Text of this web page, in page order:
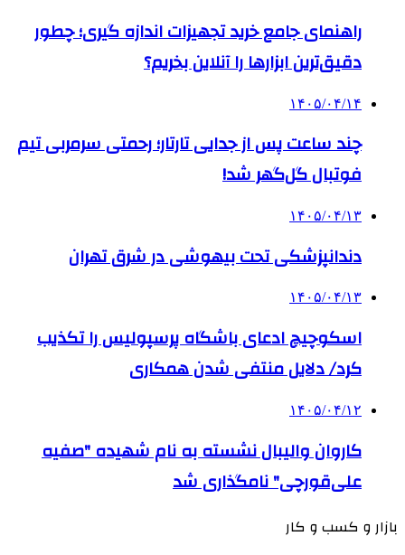
راهنمای جامع خرید تجهیزات اندازه گیری؛ چطور
دقیق‌ترین ابزارها را آنلاین بخریم؟
۱۴۰۵/۰۴/۱۴
چند ساعت پس از جدایی تارتار؛ رحمتی سرمربی تیم
فوتبال گل‌گهر شد!
۱۴۰۵/۰۴/۱۳
دندانپزشکی تحت بیهوشی در شرق تهران
۱۴۰۵/۰۴/۱۳
اسکوچیچ ادعای باشگاه پرسپولیس را تکذیب
کرد/ دلایل منتفی شدن همکاری
۱۴۰۵/۰۴/۱۲
کاروان والیبال نشسته به نام شهیده "صفیه
علی‌قورچی" نامگذاری شد
بازار و کسب و کار